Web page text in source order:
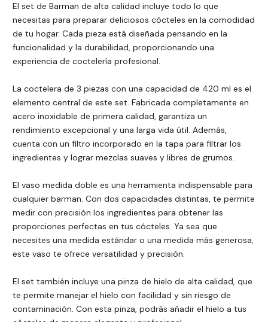
El set de Barman de alta calidad incluye todo lo que
necesitas para preparar deliciosos cócteles en la comodidad
de tu hogar. Cada pieza está diseñada pensando en la
funcionalidad y la durabilidad, proporcionando una
experiencia de coctelería profesional.
La coctelera de 3 piezas con una capacidad de 420 ml es el
elemento central de este set. Fabricada completamente en
acero inoxidable de primera calidad, garantiza un
rendimiento excepcional y una larga vida útil. Además,
cuenta con un filtro incorporado en la tapa para filtrar los
ingredientes y lograr mezclas suaves y libres de grumos.
El vaso medida doble es una herramienta indispensable para
cualquier barman. Con dos capacidades distintas, te permite
medir con precisión los ingredientes para obtener las
proporciones perfectas en tus cócteles. Ya sea que
necesites una medida estándar o una medida más generosa,
este vaso te ofrece versatilidad y precisión.
El set también incluye una pinza de hielo de alta calidad, que
te permite manejar el hielo con facilidad y sin riesgo de
contaminación. Con esta pinza, podrás añadir el hielo a tus